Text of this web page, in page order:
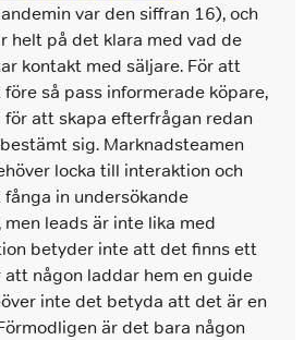
var den siffran 16), och
helt på det klara med vad de
kontakt med säljare. För att
så pass informerade köpare,
att skapa efterfrågan redan
sig. Marknadsteamen
locka till interaktion och
in undersökande
leads är inte lika med
betyder inte att det finns ett
att någon laddar hem en guide
inte det betyda att det är en
är det bara någon